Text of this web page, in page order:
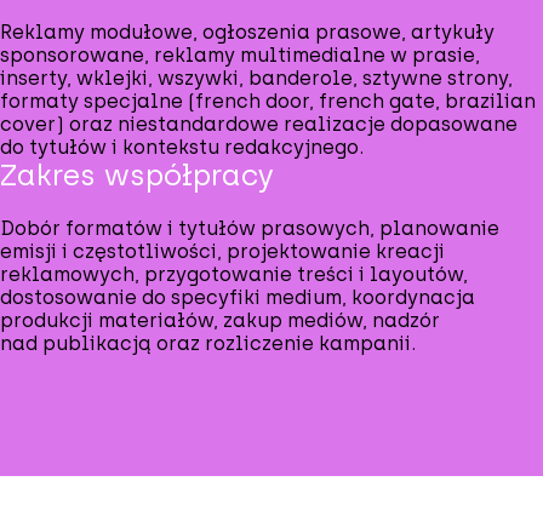
Reklamy modułowe, ogłoszenia prasowe, artykuły
sponsorowane, reklamy multimedialne w prasie,
inserty, wklejki, wszywki, banderole, sztywne strony,
formaty specjalne (french door, french gate, brazilian
cover) oraz niestandardowe realizacje dopasowane
do tytułów i kontekstu redakcyjnego.
Zakres współpracy
Dobór formatów i tytułów prasowych, planowanie
emisji i częstotliwości, projektowanie kreacji
reklamowych, przygotowanie treści i layoutów,
dostosowanie do specyfiki medium, koordynacja
produkcji materiałów, zakup mediów, nadzór
nad publikacją oraz rozliczenie kampanii.